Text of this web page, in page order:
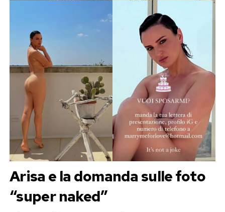
Arisa e la domanda sulle foto
“super naked”